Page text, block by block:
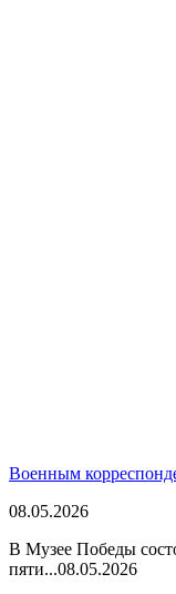
Военным
08.05.2026
В Музее Победы
пяти...08.05.2026